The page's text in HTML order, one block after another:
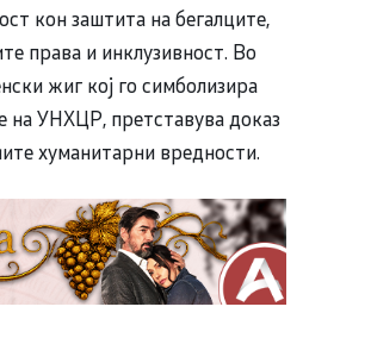
кон заштита на бегалците,
права и инклузивност. Во
жиг кој го симболизира
на УНХЦР, претставува доказ
хуманитарни вредности.